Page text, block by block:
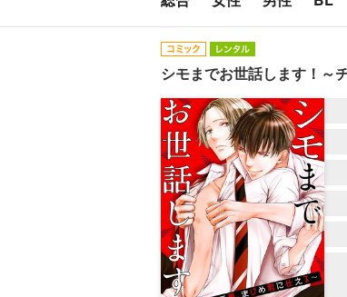
シモまでお世話します！～